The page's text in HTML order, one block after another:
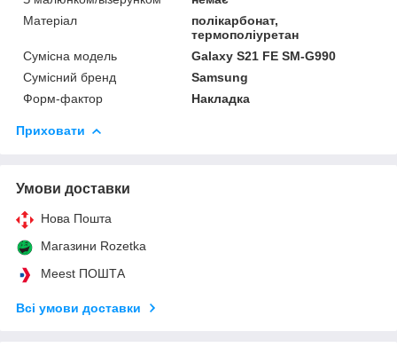
Матеріал
полікарбонат,
термополіуретан
Сумісна модель
Galaxy S21 FE SM-G990
Сумісний бренд
Samsung
Форм-фактор
Накладка
Приховати
Умови доставки
Нова Пошта
Магазини Rozetka
Meest ПОШТА
Всі умови доставки